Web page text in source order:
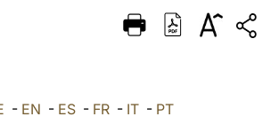
ITALIANO
- EN - ES - FR - IT - PT